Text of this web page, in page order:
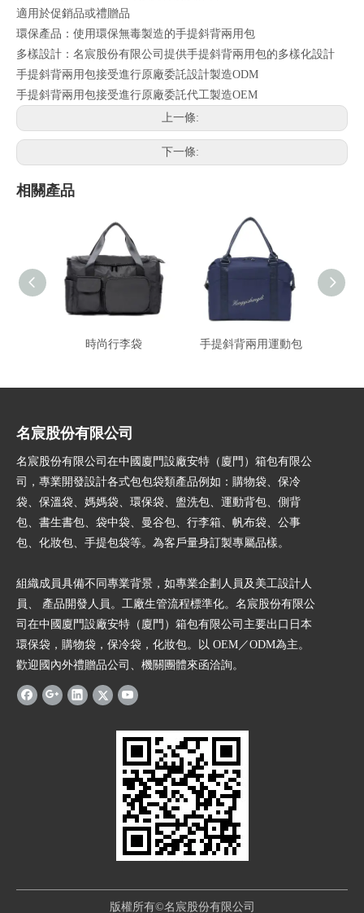
適用於促銷品或禮贈品
環保產品：使用環保無毒製造的手提斜背兩用包
多樣設計：名宸股份有限公司提供手提斜背兩用包的多樣化設計
手提斜背兩用包接受進行原廠委託設計製造ODM
手提斜背兩用包接受進行原廠委託代工製造OEM
上一條:
下一條:
相關產品
時尚行李袋 手提斜背兩用運動包
名宸股份有限公司
名宸股份有限公司在中國廈門設廠安特（廈門）箱包有限公
司，專業開發設計各式包包袋類產品例如：購物袋、保冷
袋、保溫袋、媽媽袋、環保袋、盥洗包、運動背包、側背
包、書生書包、袋中袋、曼谷包、行李箱、帆布袋、公事
包、化妝包、手提包袋等。為客戶量身訂製專屬品樣。
組織成員具備不同專業背景，如專業企劃人員及美工設計人
員、 產品開發人員。工廠生管流程標準化。名宸股份有限公
司在中國廈門設廠安特（廈門）箱包有限公司主要出口日本
環保袋，購物袋，保冷袋，化妝包。以 OEM／ODM為主。
歡迎國內外禮贈品公司、機關團體來函洽詢。
版權所有©名宸股份有限公司